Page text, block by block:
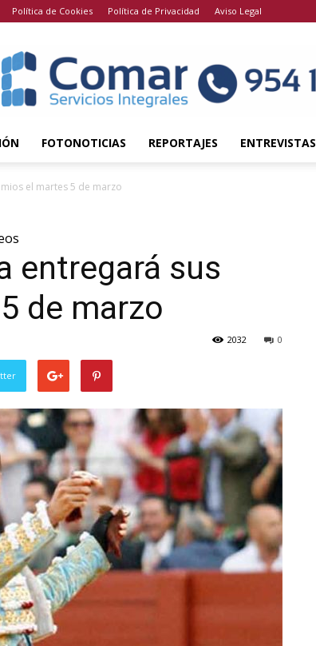
Política de Cookies Política de Privacidad Aviso Legal
FOTONOTICIAS REPORTAJES ENTREVISTAS
el martes 5 de marzo
entregará sus
de marzo
0
2032